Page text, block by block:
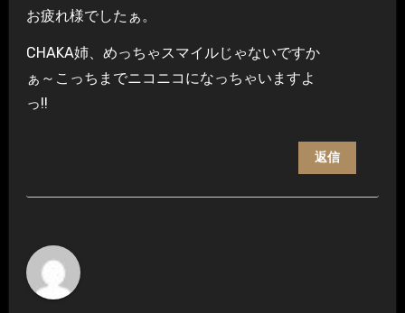
お疲れ様でしたぁ。
CHAKA姉、めっちゃスマイルじゃないですか
ぁ～こっちまでニコニコになっちゃいますよ
っ!!
返信